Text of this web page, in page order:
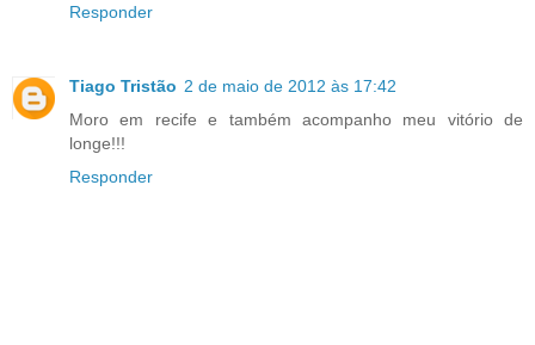
Responder
Tiago Tristão 2 de maio de 2012 às 17:42
Moro em recife e também acompanho meu vitório de
longe!!!
Responder